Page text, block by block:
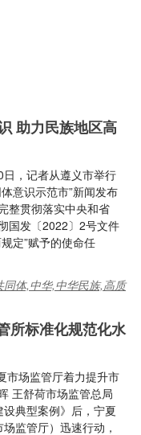
助力民族地区高
，记者从遵义市举行
意识示范市”新闻发布
整贯彻落实中央和省
国发〔2022〕2号文件
定”赋予的使命任
同体,中华,中华民族,高质
所标准化规范化水
市场监管厅着力提升市
王舒荷市场监管总局
典型案例》后，宁夏
监管厅）迅速行动，